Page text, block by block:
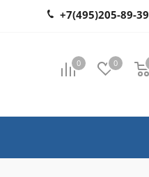
+7(495)205-89-39
0 0